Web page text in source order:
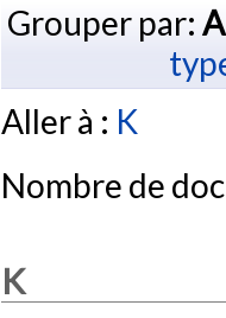
Grouper par:
Aller à : K
Nombre de
K